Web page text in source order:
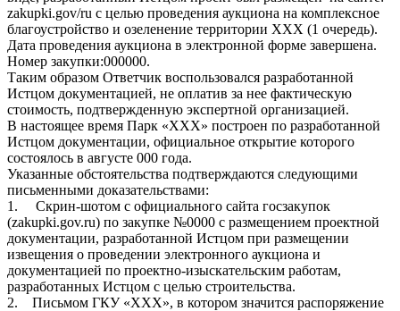
zakupki.gov/ru с целью проведения аукциона на комплексное
благоустройство и озеленение территории ХХХ (1 очередь).
Дата проведения аукциона в электронной форме завершена.
Номер закупки:000000.
Таким образом Ответчик воспользовался разработанной
Истцом документацией, не оплатив за нее фактическую
стоимость, подтвержденную экспертной организацией.
В настоящее время Парк «ХХХ» построен по разработанной
Истцом документации, официальное открытие которого
состоялось в августе 000 года.
Указанные обстоятельства подтверждаются следующими
письменными доказательствами:
1. Скрин-шотом с официального сайта госзакупок
(zakupki.gov.ru) по закупке №0000 с размещением проектной
документации, разработанной Истцом при размещении
извещения о проведении электронного аукциона и
документацией по проектно-изыскательским работам,
разработанных Истцом с целью строительства.
2. Письмом ГКУ «ХХХ», в котором значится распоряжение